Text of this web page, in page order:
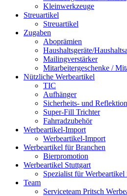
Kleinwerkzeuge
Streuartikel
Streuartikel
Zugaben
Aboprämien
Haushaltsgeräte/
Mailingverstärker
Mitarbeitergeschenke /
Nützliche Werbeartikel
TIC
Aufhänger
Sicherheits- und
Super-Fill Trichter
Fahrradzubehör
Werbeartikel-Import
Werbeartikel-Import
Werbeartikel für Branchen
Bierpromotion
Werbeartikel Stuttgart
Spezialist für Werbeartikel
Team
Serviceteam Pritsch